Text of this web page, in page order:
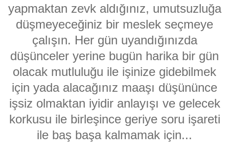
yapmaktan zevk aldığınız, umutsuzluğa
düşmeyeceğiniz bir meslek seçmeye
çalışın. Her gün uyandığınızda
düşünceler yerine bugün harika bir gün
olacak mutluluğu ile işinize gidebilmek
için yada alacağınız maaşı düşününce
işsiz olmaktan iyidir anlayışı ve gelecek
korkusu ile birleşince geriye soru işareti
ile baş başa kalmamak için...